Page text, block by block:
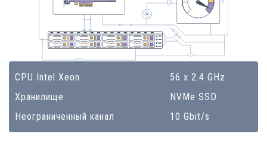
CPU Intel Xeon
56 x 2.4 GHz
Хранилище
NVMe SSD
Неограниченный канал
10 Gbit/s